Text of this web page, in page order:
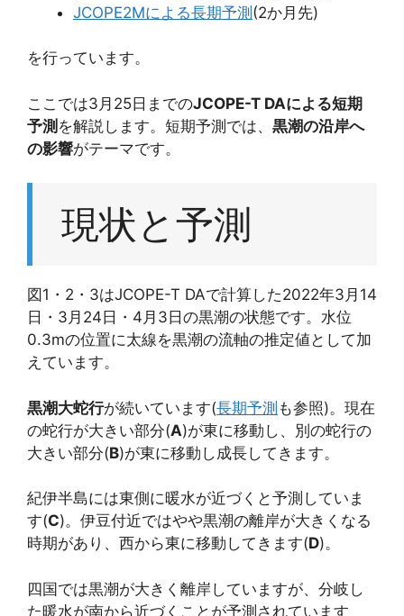
JCOPE2Mによる長期予測(2か月先)
を行っています。
ここでは3月25日までのJCOPE-T DAによる短期
予測 を解説します。短期予測では、 黒潮の沿岸へ
の影響がテーマです。
現状と予測
図1・2・3はJCOPE-T DAで計算した2022年3月14
日・3月24日・4月3日の黒潮の状態です。水位
0.3mの位置に太線を黒潮の流軸の推定値として加
えています。
黒潮大蛇行が続いています(長期予測 も参照)。現在
の蛇行が大きい部分(A)が東に移動し、別の蛇行の
大きい部分(B)が東に移動し成長してきます。
紀伊半島には東側に暖水が近づくと予測していま
す(C)。伊豆付近ではやや黒潮の離岸が大きくなる
時期があり、西から東に移動してきます(D)。
四国では黒潮が大きく離岸していますが、分岐し
た暖水が南から近づくことが予測されています